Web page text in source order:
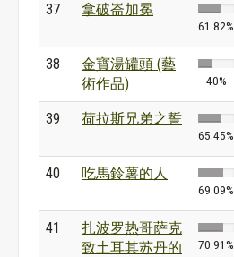
37 拿破崙加冕
61.82%
38
金寶湯罐頭 (藝
術作品)
40%
39 荷拉斯兄弟之誓
65.45%
40 吃馬鈴薯的人
69.09%
41
扎波罗热哥萨克
致土耳其苏丹的
70.91%